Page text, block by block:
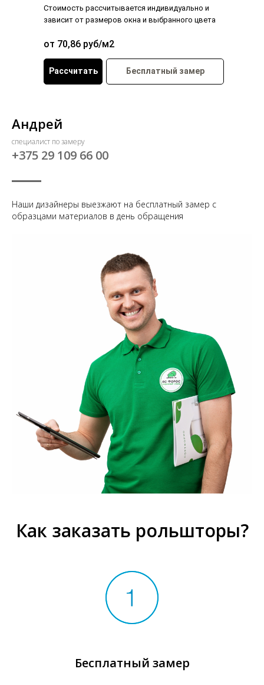
Стоимость рассчитывается индивидуально и
зависит от размеров окна и выбранного цвета
Бесплатный замер
Рассчитать
от 70,86 руб/м2
Андрей
специалист по замеру
+375 29 109 66 00
Наши дизайнеры выезжают на бесплатный замер с
образцами материалов в день обращения
Как заказать рольшторы?
Бесплатный замер